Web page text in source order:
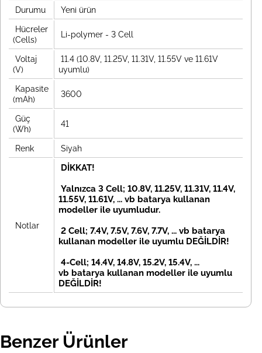
Durumu Yeni ürün
Hücreler
(Cells)
Li-polymer - 3 Cell
Voltaj
(V)
11.4 (10.8V, 11.25V, 11.31V, 11.55V ve 11.61V
uyumlu)
Kapasite
(mAh)
3600
Güç
(Wh)
41
Renk Siyah
Notlar
DİKKAT!
Yalnızca 3 Cell; 10.8V, 11.25V, 11.31V, 11.4V,
11.55V, 11.61V, ... vb batarya kullanan
modeller ile uyumludur.
2 Cell; 7.4V, 7.5V, 7.6V, 7.7V, ... vb batarya
kullanan modeller ile uyumlu DEĞİLDİR!
4-Cell; 14.4V, 14.8V, 15.2V, 15.4V, ...
vb batarya kullanan modeller ile uyumlu
DEĞİLDİR!
Benzer Ürünler